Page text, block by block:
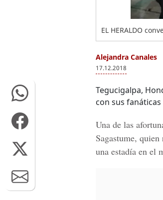
EL HERALDO
Alejandra Canales
17.12.2018
Tegucigalpa,
con sus
Una de las
Sagastume, quien
una estadía en el